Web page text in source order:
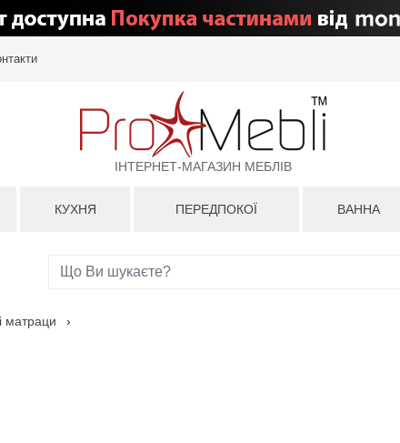
ІНТЕРНЕТ-МАГАЗИН МЕБЛІВ
КУХНЯ ПЕРЕДПОКОЇ ВАННА
матраци ›